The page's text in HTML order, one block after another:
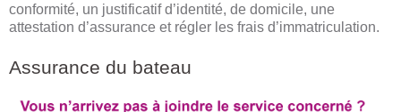
conformité, un justificatif d’identité, de domicile, une
attestation d’assurance et régler les frais d’immatriculation.
Assurance du bateau